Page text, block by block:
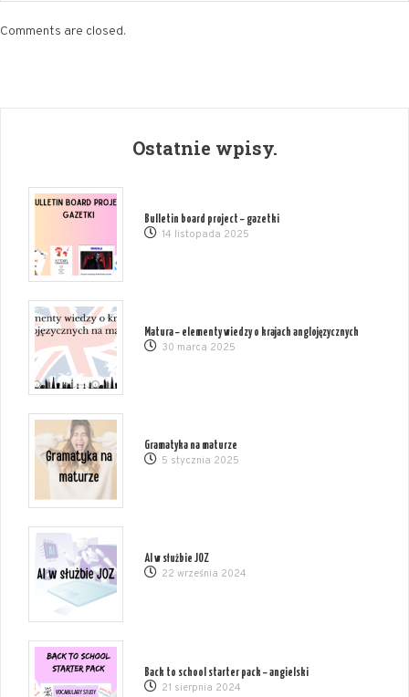
Comments are closed.
Ostatnie wpisy.
Bulletin board project – gazetki
14 listopada 2025
Matura – elementy wiedzy o krajach anglojęzycznych
30 marca 2025
Gramatyka na maturze
5 stycznia 2025
AI w służbie JOZ
22 września 2024
Back to school starter pack – angielski
21 sierpnia 2024